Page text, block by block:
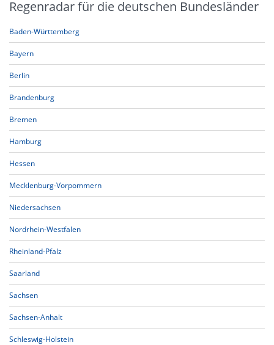
Regenradar für die deutschen Bundesländer
Baden-Württemberg
Bayern
Berlin
Brandenburg
Bremen
Hamburg
Hessen
Mecklenburg-Vorpommern
Niedersachsen
Nordrhein-Westfalen
Rheinland-Pfalz
Saarland
Sachsen
Sachsen-Anhalt
Schleswig-Holstein